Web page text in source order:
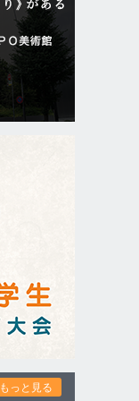
もっと見る